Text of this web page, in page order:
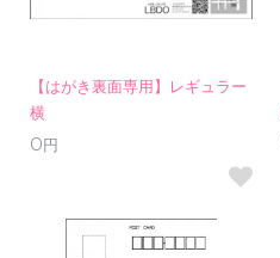
【はがき裏面専用】レギュラー
横
0円